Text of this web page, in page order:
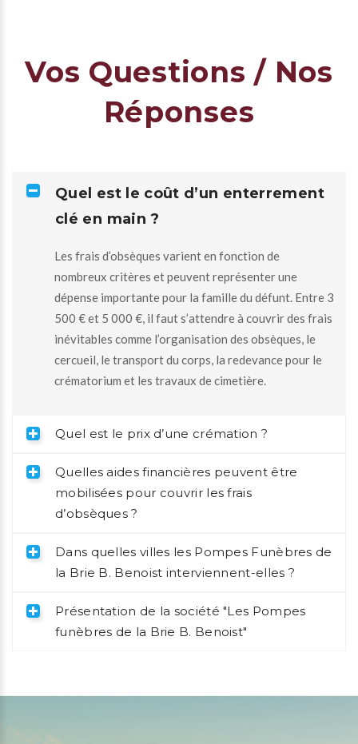
Vos Questions / Nos
Réponses
Quel est le coût d’un enterrement
clé en main ?
Les frais d’obsèques varient en fonction de
nombreux critères et peuvent représenter une
dépense importante pour la famille du défunt. Entre 3
500 € et 5 000 €, il faut s’attendre à couvrir des frais
inévitables comme l’organisation des obsèques, le
cercueil, le transport du corps, la redevance pour le
crématorium et les travaux de cimetière.
Quel est le prix d’une crémation ?
Quelles aides financières peuvent être
mobilisées pour couvrir les frais
d’obsèques ?
Dans quelles villes les Pompes Funèbres de
la Brie B. Benoist interviennent-elles ?
Présentation de la société "Les Pompes
funèbres de la Brie B. Benoist"